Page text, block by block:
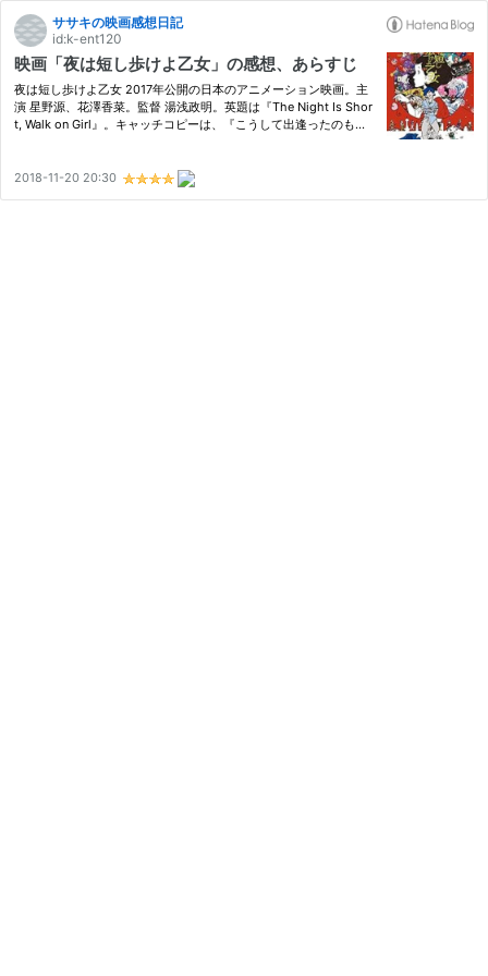
ササキの映画感想日記
id:k-ent120
映画「夜は短し歩けよ乙女」の感想、あらすじ
夜は短し歩けよ乙女 2017年公開の日本のアニメーション映画。主
演 星野源、花澤香菜。監督 湯浅政明。英題は『The Night Is Shor
t, Walk on Girl』。キャッチコピーは、『こうして出逢ったのも、
…
2018-11-20 20:30